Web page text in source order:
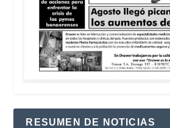
RESUMEN DE NOTICIAS